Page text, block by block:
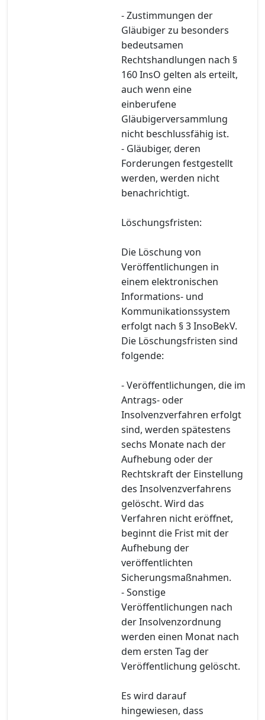
- Zustimmungen der
Gläubiger zu besonders
bedeutsamen
Rechtshandlungen nach §
160 InsO gelten als erteilt,
auch wenn eine
einberufene
Gläubigerversammlung
nicht beschlussfähig ist.
- Gläubiger, deren
Forderungen festgestellt
werden, werden nicht
benachrichtigt.
Löschungsfristen:
Die Löschung von
Veröffentlichungen in
einem elektronischen
Informations- und
Kommunikationssystem
erfolgt nach § 3 InsoBekV.
Die Löschungsfristen sind
folgende:
- Veröffentlichungen, die im
Antrags- oder
Insolvenzverfahren erfolgt
sind, werden spätestens
sechs Monate nach der
Aufhebung oder der
Rechtskraft der Einstellung
des Insolvenzverfahrens
gelöscht. Wird das
Verfahren nicht eröffnet,
beginnt die Frist mit der
Aufhebung der
veröffentlichten
Sicherungsmaßnahmen.
- Sonstige
Veröffentlichungen nach
der Insolvenzordnung
werden einen Monat nach
dem ersten Tag der
Veröffentlichung gelöscht.
Es wird darauf
hingewiesen, dass